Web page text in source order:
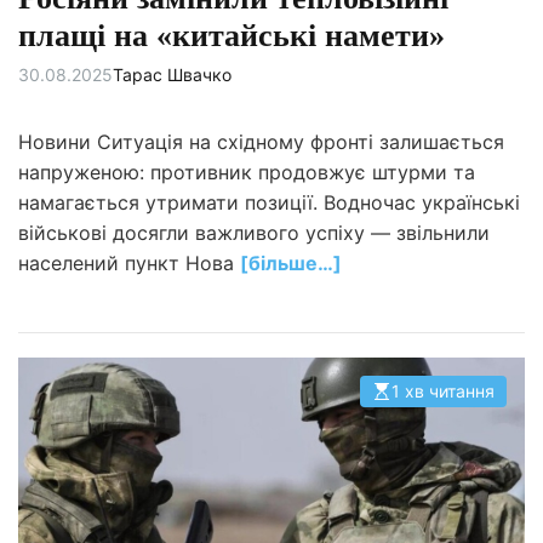
плащі на «китайські намети»
30.08.2025Тарас Швачко
Новини Ситуація на східному фронті залишається
напруженою: противник продовжує штурми та
намагається утримати позиції. Водночас українські
військові досягли важливого успіху — звільнили
населений пункт Нова [більше…]
О
є
н
т
о
в
н
1 хв читання